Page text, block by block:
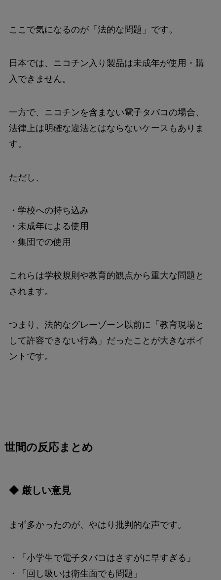
ここで気になるのが「法的な問題」です。
日本では、ニコチン入り製品は未成年が使用・購
入できません。
一方で、ニコチンを含まない電子タバコの場合、
法律上は明確な違法とはならないケースもありま
す。
ただし、
・学校への持ち込み
・未成年による使用
・集団での使用
これらは学校規則や教育的観点から重大な問題と
されます。
つまり、法的なグレーゾーン以前に「教育現場と
して許容できない行為」だったことが大きなポイ
ントです。
世間の反応まとめ
◆ 厳しい意見
まず多かったのが、やはり批判的な声です。
・「小学生で電子タバコはさすがに早すぎる」
・「回し吸いは衛生面でも問題」